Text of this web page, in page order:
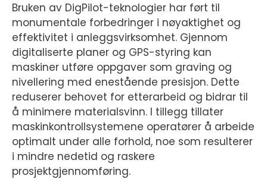
Bruken av DigPilot-teknologier har ført til
monumentale forbedringer i nøyaktighet og
effektivitet i anleggsvirksomhet. Gjennom
digitaliserte planer og GPS-styring kan
maskiner utføre oppgaver som graving og
nivellering med enestående presisjon. Dette
reduserer behovet for etterarbeid og bidrar til
å minimere materialsvinn. I tillegg tillater
maskinkontrollsystemene operatører å arbeide
optimalt under alle forhold, noe som resulterer
i mindre nedetid og raskere
prosjektgjennomføring.